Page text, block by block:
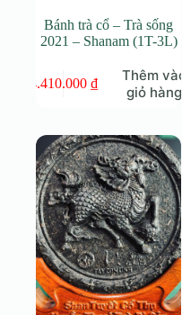
Bánh trà cổ – Trà sống
2021 – Shanam (1T-3L)
4.410.000 ₫
Thêm vào
giỏ hàng